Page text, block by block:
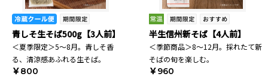
青しそ生そば500g【3人前】
＜夏季限定＞5～8月。青しそ香
る、清涼感あふれる生そば。
￥800
半生信州新そば【4人前】
＜季節商品＞8～12月。採れたて新
そばの旬を楽しむ。
￥960